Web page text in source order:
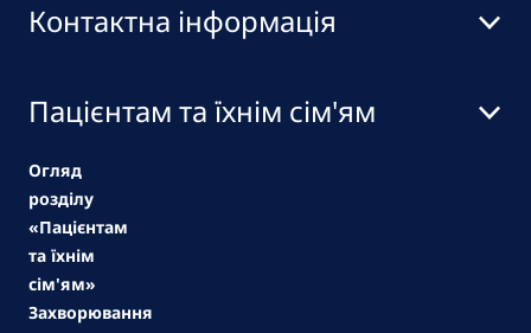
Пацієнтам та їхнім сім'ям
Огляд
розділу
«Пацієнтам
та їхнім
сім'ям»
Захворювання
Контактна інформація